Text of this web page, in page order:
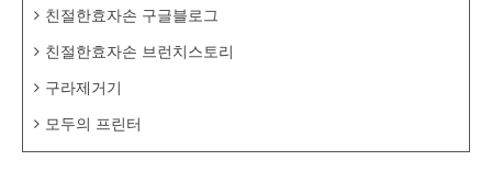
친절한효자손 구글블로그
친절한효자손 브런치스토리
구라제거기
모두의 프린터